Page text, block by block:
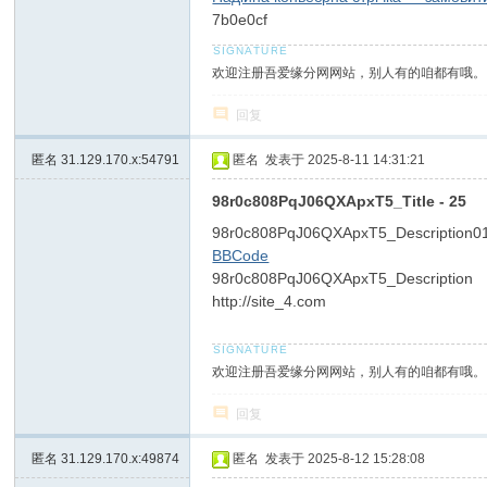
7b0e0cf
欢迎注册吾爱缘分网网站，别人有的咱都有哦。
回复
匿名31.129.170.x:54791 匿名发表于 2025-8-11 14:31:21
98r0c808PqJ06QXApxT5_Title - 25
BBCode
98r0c808PqJ06QXApxT5_Description
http://site_4.com
欢迎注册吾爱缘分网网站，别人有的咱都有哦。
回复
匿名31.129.170.x:49874 匿名发表于 2025-8-12 15:28:08